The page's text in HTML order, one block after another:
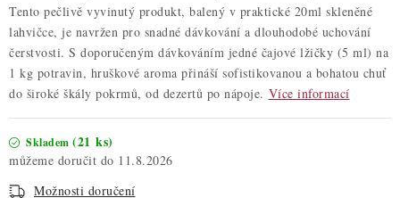
Tento pečlivě vyvinutý produkt, balený v praktické 20ml skleněné
lahvičce, je navržen pro snadné dávkování a dlouhodobé uchování
čerstvosti. S doporučeným dávkováním jedné čajové lžičky (5 ml) na
1 kg potravin, hruškové aroma přináší sofistikovanou a bohatou chuť
do široké škály pokrmů, od dezertů po nápoje. Více informací
Skladem (21 ks)
11.8.2026
Možnosti doručení